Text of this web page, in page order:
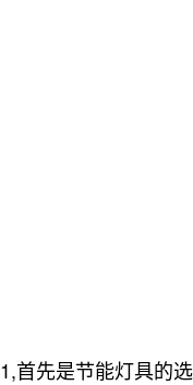
1,首先是节能灯具的